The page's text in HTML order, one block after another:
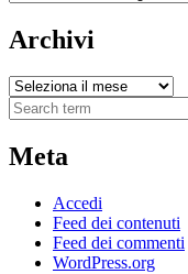
Archivi
Archivi
Meta
Accedi
Feed dei contenuti
Feed dei commenti
WordPress.org